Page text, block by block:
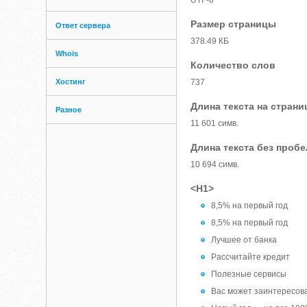
Ответ сервера
Whois
Хостинг
Разное
Размер страницы
378.49 КБ
Количество слов
737
Длина текста на
11 601 симв.
Длина текста без
10 694 симв.
<H1>
8,5% на первый год
8,5% на первый год
Лучшее от банка
Рассчитайте кредит
Полезные сервисы
Вас может